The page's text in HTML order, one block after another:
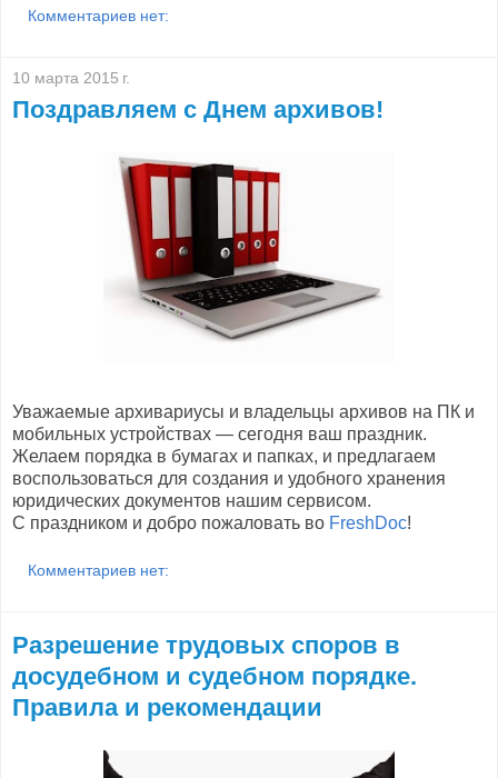
Комментариев нет:
10 марта 2015 г.
Поздравляем c Днем архивов!
Уважаемые архивариусы и владельцы архивов на ПК и
мобильных устройствах — сегодня ваш праздник.
Желаем порядка в бумагах и папках, и предлагаем
воспользоваться для создания и удобного хранения
юридических документов нашим сервисом.
С праздником и добро пожаловать во FreshDoc!
Комментариев нет:
Разрешение трудовых споров в
досудебном и судебном порядке.
Правила и рекомендации